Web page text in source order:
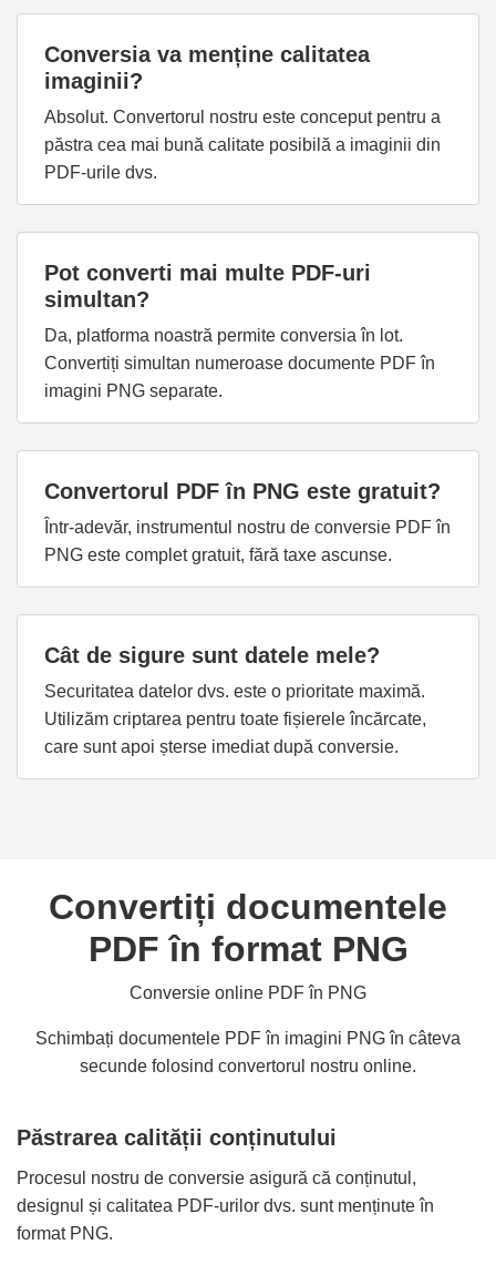
Conversia va menține calitatea
imaginii?
Absolut. Convertorul nostru este conceput pentru a
păstra cea mai bună calitate posibilă a imaginii din
PDF-urile dvs.
Pot converti mai multe PDF-uri
simultan?
Da, platforma noastră permite conversia în lot.
Convertiți simultan numeroase documente PDF în
imagini PNG separate.
Convertorul PDF în PNG este gratuit?
Într-adevăr, instrumentul nostru de conversie PDF în
PNG este complet gratuit, fără taxe ascunse.
Cât de sigure sunt datele mele?
Securitatea datelor dvs. este o prioritate maximă.
Utilizăm criptarea pentru toate fișierele încărcate,
care sunt apoi șterse imediat după conversie.
Convertiți documentele
PDF în format PNG
Conversie online PDF în PNG
Schimbați documentele PDF în imagini PNG în câteva
secunde folosind convertorul nostru online.
Păstrarea calității conținutului
Procesul nostru de conversie asigură că conținutul,
designul și calitatea PDF-urilor dvs. sunt menținute în
format PNG.